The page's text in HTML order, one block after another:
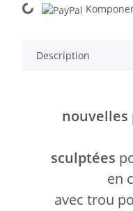
Loading...
Description
nouvelles
sculptées
en
avec trou